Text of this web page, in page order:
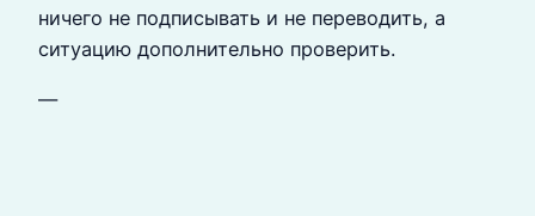
ничего не подписывать и не переводить, а
ситуацию дополнительно проверить.
—